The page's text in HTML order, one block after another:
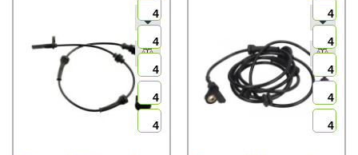
4
4
4
4
4
4
4
4
4
4